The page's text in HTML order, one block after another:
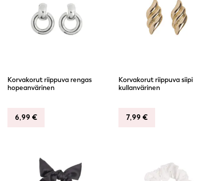
Korvakorut riippuva rengas
hopeanvärinen
6,99 €
Korvakorut riippuva siipi
kullanvärinen
7,99 €